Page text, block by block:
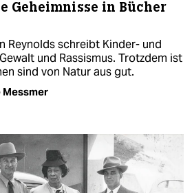
Geheimnisse in Bücher
Reynolds schreibt Kinder- und
und Rassismus. Trotzdem ist
sind von Natur aus gut.
Messmer